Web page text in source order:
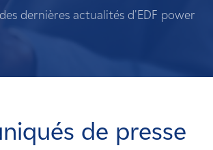
dernières actualités d'EDF power
de presse